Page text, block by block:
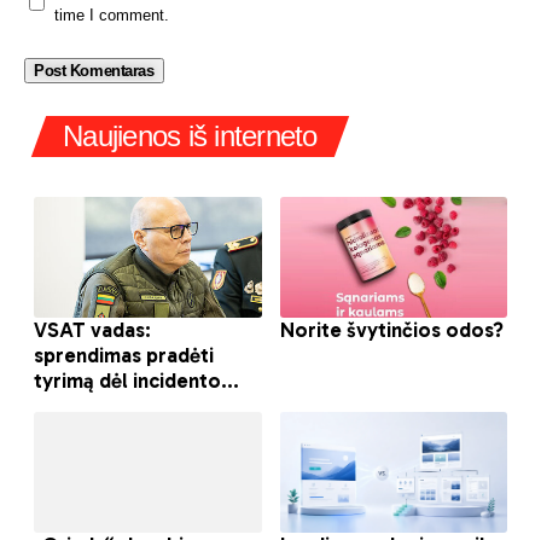
time I comment.
Naujienos iš interneto